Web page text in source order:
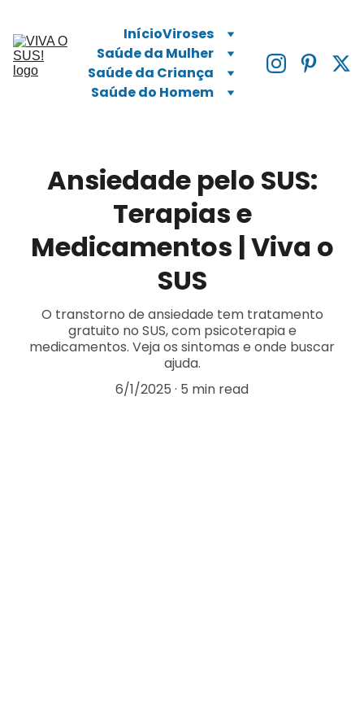
InícioViroses
Saúde da Mulher
Saúde da Criança
Saúde do Homem
Ansiedade pelo SUS:
Terapias e
Medicamentos | Viva o
SUS
O transtorno de ansiedade tem tratamento
gratuito no SUS, com psicoterapia e
medicamentos. Veja os sintomas e onde buscar
ajuda.
6/1/2025 5 min read